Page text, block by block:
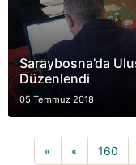
Saraybosna’da
Düzenlendi
05 Temmuz 2018
« « 160